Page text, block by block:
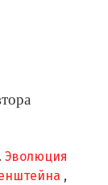
Эволюция
,